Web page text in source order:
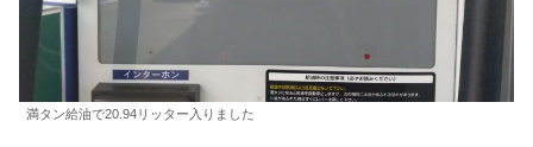
満タン給油で20.94リッター入りました